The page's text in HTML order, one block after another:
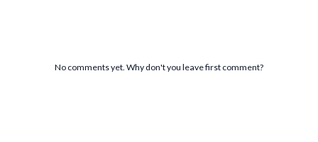
No comments yet. Why don't you leave first comment?